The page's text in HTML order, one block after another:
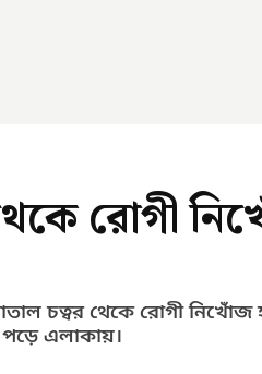
রোগী
চত্বর থেকে রোগী নিখোঁজ
পড়ে এলাকায়।